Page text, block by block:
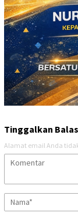
Tinggalkan
Alamat email Anda